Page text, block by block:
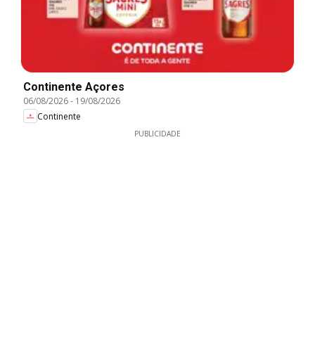
Continente Açores
06/08/2026- 19/08/2026
Continente
PUBLICIDADE